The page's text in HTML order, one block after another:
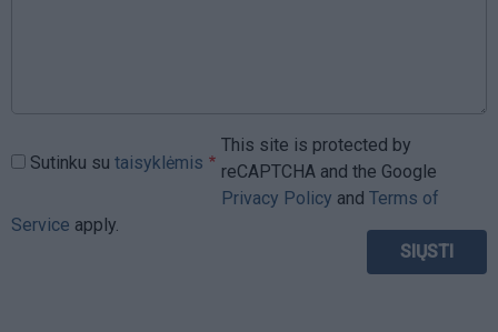
Sutinku su taisyklėmis
This site is protected by
reCAPTCHA and the Google
Privacy Policy and Terms of
Service apply.